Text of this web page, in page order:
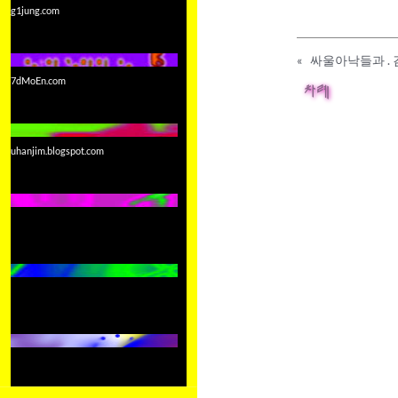
« 싸울아낙들과 .
차례
g1jung.com
7dMoEn.com
uhanjim.blogspot.com